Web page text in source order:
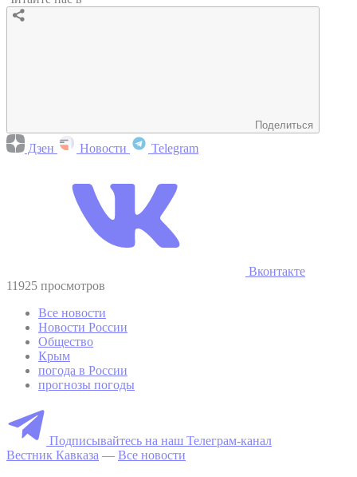
Поделиться
Дзен Новости Telegram
Вконтакте
11925 просмотров
Все новости
Новости России
Общество
Крым
погода в России
прогнозы погоды
Подписывайтесь на наш Телеграм-канал
Вестник Кавказа — Все новости